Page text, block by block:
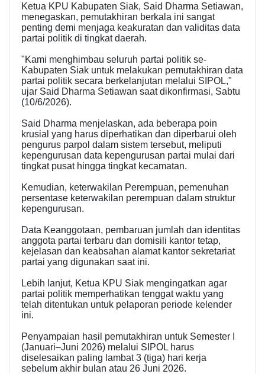
​Ketua KPU Kabupaten Siak, Said Dharma Setiawan,
menegaskan, pemutakhiran berkala ini sangat
penting demi menjaga keakuratan dan validitas data
partai politik di tingkat daerah.
​"Kami menghimbau seluruh partai politik se-
Kabupaten Siak untuk melakukan pemutakhiran data
partai politik secara berkelanjutan melalui SIPOL,"
ujar Said Dharma Setiawan saat dikonfirmasi, Sabtu
(10/6/2026).
​Said Dharma menjelaskan, ada beberapa poin
krusial yang harus diperhatikan dan diperbarui oleh
pengurus parpol dalam sistem tersebut, meliputi
kepengurusan data kepengurusan partai mulai dari
tingkat pusat hingga tingkat kecamatan.
Kemudian, keterwakilan Perempuan, pemenuhan
persentase keterwakilan perempuan dalam struktur
kepengurusan.
​Data Keanggotaan, pembaruan jumlah dan identitas
anggota partai terbaru dan ​domisili kantor tetap,
kejelasan dan keabsahan alamat kantor sekretariat
partai yang digunakan saat ini.
​Lebih lanjut, Ketua KPU Siak mengingatkan agar
partai politik memperhatikan tenggat waktu yang
telah ditentukan untuk pelaporan periode kelender
ini.
​Penyampaian hasil pemutakhiran untuk Semester I
(Januari–Juni 2026) melalui SIPOL harus
diselesaikan paling lambat 3 (tiga) hari kerja
sebelum akhir bulan atau 26 Juni 2026.